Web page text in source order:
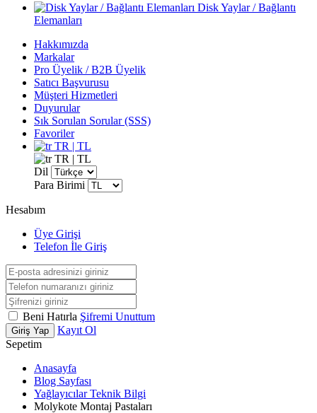
Disk Yaylar / Bağlantı
Elemanları
Hakkımızda
Markalar
Pro Üyelik / B2B Üyelik
Satıcı Başvurusu
Müşteri Hizmetleri
Duyurular
Sık Sorulan Sorular (SSS)
Favoriler
TR | TL
TR | TL
Dil
Para Birimi
Hesabım
Üye Girişi
Telefon İle Giriş
Beni Hatırla Şifremi Unuttum
Giriş Yap
Kayıt Ol
Sepetim
Anasayfa
Blog Sayfası
Yağlayıcılar Teknik Bilgi
Molykote Montaj Pastaları